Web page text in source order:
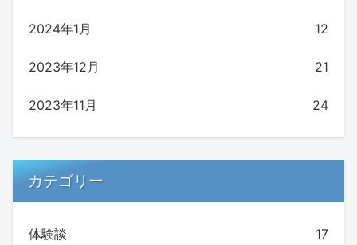
2024年1月 12
2023年12月 21
2023年11月 24
カテゴリー
体験談 17